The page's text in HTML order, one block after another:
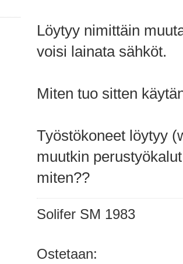
Löytyy nimittäin
voisi lainata sähköt.
Miten tuo sitten
Työstökoneet löytyy
muutkin
miten??
Solifer SM 1983
Ostetaan: